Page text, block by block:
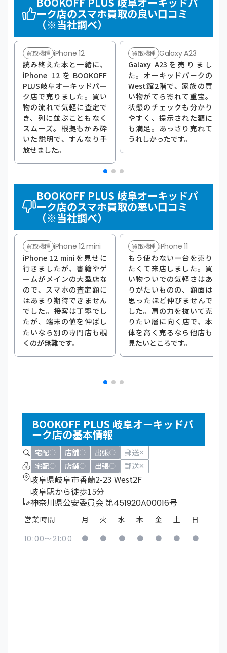
ーク店のスマホ買取の良い口コミ
（※当社調べ）
買取機種 iPhone 12
読み終えた本と一緒に、
iPhone 12をBOOKOFF
PLUS岐阜オーキッドパー
ク店で売りました。買い
物の流れで気軽に査定で
き、列に並ぶこともなく
スムーズ。根拠もかみ砕
いた説明で、すんなり手
放せました。
買取機種 Galaxy A23
Galaxy A23を売りまし
た。オーキッドパークの
West館2階で、家族の買
い物がてら寄れて重宝。
状態のチェックも分かり
やすく、提示された額に
も満足。あっさり売れて
うれしかったです。
BOOKOFF PLUS 岐阜オーキッドパ
ーク店のスマホ買取の悪い口コミ
（※当社調べ）
買取機種 iPhone 12 mini
iPhone 12 miniを見せに
行きましたが、書籍やゲ
ームがメインの大型店な
ので、スマホの査定額に
はあまり期待できません
でした。接客は丁寧でし
たが、端末の値を伸ばし
たいなら別の専門店も覗
くのが無難です。
買取機種 iPhone 11
もう使わない一台を売り
たくて来店しました。買
い物ついでの気軽さはあ
りがたいものの、額面は
思ったほど伸びませんで
した。肩の力を抜いて売
りたい層に向く店で、本
体を高く売るなら他店も
見たいところです。
BOOKOFF PLUS 岐阜オーキッドパ
ーク店の基本情報
宅配〇 店舗〇 出張〇 郵送✕
宅配〇 店舗〇 出張〇 郵送✕
岐阜県岐阜市香蘭2-23 West2F
岐阜駅から徒歩15分
神奈川県公安委員会 第451920A00016号
営業時間
10:00〜21:00
月
●
火
●
水
●
木
●
金
●
土
●
日
●